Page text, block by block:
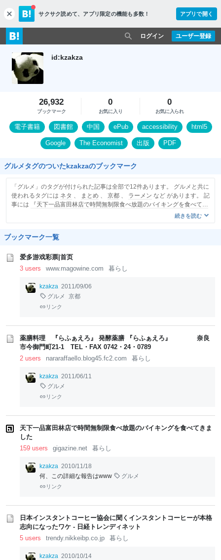
c
l
o
s
e
サクサク読めて、 アプリ限定の機能も多数！ アプリで開く
ユーザー登録
ログイン
id:kzakza
26,932
ブックマーク
0
お気に入り
0
お気に入られ
電子書籍 図書館 中国 ePub accessibility html5
Google The Economist 出版 PDF
グルメタグのついたkzakzaのブックマーク
「グルメ」のタグが付けられた記事は全部で12件あります。 グルメと共に
使われるタグには ネタ 、 まとめ 、 京都 、 ラーメン
事には
『天下一品富田林店で時間無制限食べ放題のバイキングを食べてき
続きを読む
ブックマーク一覧
爱多游戏彩票|首页
3 users
www.magowine.com 暮らし
kzakza 2011/09/06
グルメ
京都
リンク
薬膳料理 『らふぁえろ』 発酵薬膳 『らふぁえろ』 奈良
市今御門町21-1 TEL・FAX 0742・24・0789
2 users
nararaffaello.blog45.fc2.com 暮らし
kzakza 2011/06/11
グルメ
リンク
天下一品富田林店で時間無制限食べ放題のバイキングを食べてきま
した
159 users
gigazine.net 暮らし
kzakza 2010/11/18
何、この詳細な報告はwww
グルメ
リンク
日本インスタントコーヒー協会に聞くインスタントコーヒーが本格
志向になったワケ - 日経トレンディネット
5 users
trendy.nikkeibp.co.jp 暮らし
kzakza 2010/10/14